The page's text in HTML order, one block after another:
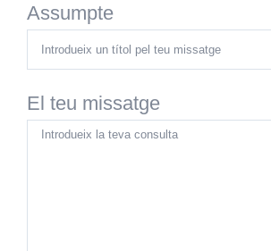
Assumpte
El teu missatge